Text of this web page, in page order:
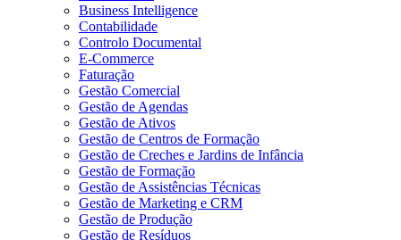
Business Intelligence
Contabilidade
Controlo Documental
E-Commerce
Faturação
Gestão Comercial
Gestão de Agendas
Gestão de Ativos
Gestão de Centros de Formação
Gestão de Creches e Jardins de Infância
Gestão de Formação
Gestão de Assistências Técnicas
Gestão de Marketing e CRM
Gestão de Produção
Gestão de Resíduos